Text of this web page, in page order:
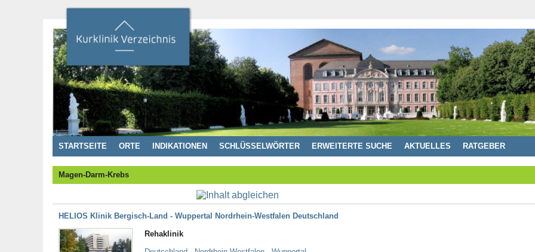
STARTSEITE ORTE INDIKATIONEN SCHLÜSSELWÖRTER ERWEITERTE SUCHE AKTUELLES RATGEBER
Magen-Darm-Krebs
HELIOS Klinik Bergisch-Land - Wuppertal Nordrhein-Westfalen Deutschland
Rehaklinik